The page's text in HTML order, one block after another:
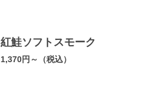
紅鮭ソフトスモーク
1,370円～（税込）